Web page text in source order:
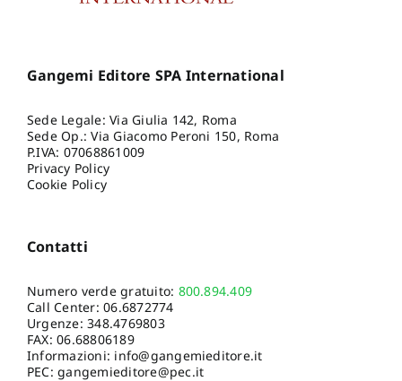
Gangemi Editore SPA International
Sede Legale: Via Giulia 142, Roma
Sede Op.: Via Giacomo Peroni 150, Roma
P.IVA: 07068861009
Privacy Policy
Cookie Policy
Contatti
Numero verde gratuito: 800.894.409
Call Center:06.6872774
Urgenze:348.4769803
FAX: 06.68806189
Informazioni: info@gangemieditore.it
PEC: gangemieditore@pec.it